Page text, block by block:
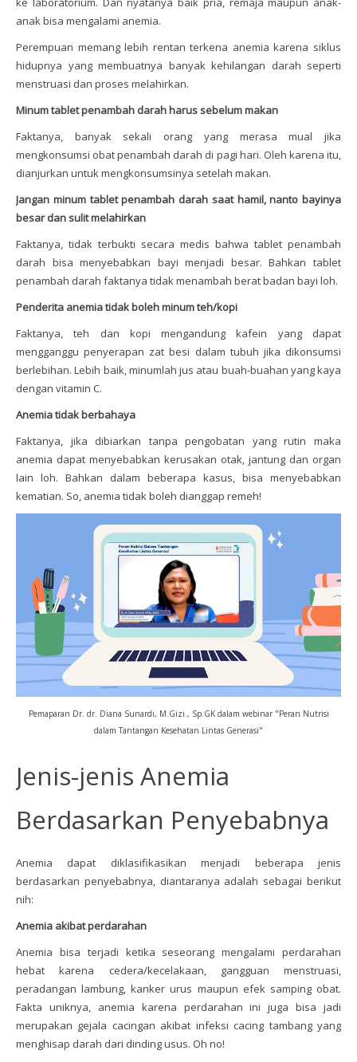
anak bisa mengalami anemia.
Perempuan memang lebih rentan terkena anemia karena siklus
hidupnya yang membuatnya banyak kehilangan darah seperti
menstruasi dan proses melahirkan.
Minum tablet penambah darah harus sebelum makan
Faktanya, banyak sekali orang yang merasa mual jika
mengkonsumsi obat penambah darah di pagi hari. Oleh karena itu,
dianjurkan untuk mengkonsumsinya setelah makan.
Jangan minum tablet penambah darah saat hamil, nanto bayinya
besar dan sulit melahirkan
Faktanya, tidak terbukti secara medis bahwa tablet penambah
darah bisa menyebabkan bayi menjadi besar. Bahkan tablet
penambah darah faktanya tidak menambah berat badan bayi loh.
Penderita anemia tidak boleh minum teh/kopi
Faktanya, teh dan kopi mengandung kafein yang dapat
mengganggu penyerapan zat besi dalam tubuh jika dikonsumsi
berlebihan. Lebih baik, minumlah jus atau buah-buahan yang kaya
dengan vitamin C.
Anemia tidak berbahaya
Faktanya, jika dibiarkan tanpa pengobatan yang rutin maka
anemia dapat menyebabkan kerusakan otak, jantung dan organ
lain loh. Bahkan dalam beberapa kasus, bisa menyebabkan
kematian. So, anemia tidak boleh dianggap remeh!
Pemaparan Dr. dr. Diana Sunardi, M.Gizi., Sp.GK dalam webinar "Peran Nutrisi
dalam Tantangan Kesehatan Lintas Generasi"
Jenis-jenis Anemia
Berdasarkan Penyebabnya
Anemia dapat diklasifikasikan menjadi beberapa jenis
berdasarkan penyebabnya, diantaranya adalah sebagai berikut
nih:
Anemia akibat perdarahan
Anemia bisa terjadi ketika seseorang mengalami perdarahan
hebat karena cedera/kecelakaan, gangguan menstruasi,
peradangan lambung, kanker urus maupun efek samping obat.
Fakta uniknya, anemia karena perdarahan ini juga bisa jadi
merupakan gejala cacingan akibat infeksi cacing tambang yang
menghisap darah dari dinding usus. Oh no!